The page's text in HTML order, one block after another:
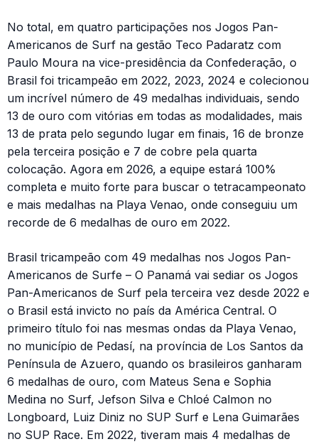
No total, em quatro participações nos Jogos Pan-
Americanos de Surf na gestão Teco Padaratz com
Paulo Moura na vice-presidência da Confederação, o
Brasil foi tricampeão em 2022, 2023, 2024 e colecionou
um incrível número de 49 medalhas individuais, sendo
13 de ouro com vitórias em todas as modalidades, mais
13 de prata pelo segundo lugar em finais, 16 de bronze
pela terceira posição e 7 de cobre pela quarta
colocação. Agora em 2026, a equipe estará 100%
completa e muito forte para buscar o tetracampeonato
e mais medalhas na Playa Venao, onde conseguiu um
recorde de 6 medalhas de ouro em 2022.
Brasil tricampeão com 49 medalhas nos Jogos Pan-
Americanos de Surfe – O Panamá vai sediar os Jogos
Pan-Americanos de Surf pela terceira vez desde 2022 e
o Brasil está invicto no país da América Central. O
primeiro título foi nas mesmas ondas da Playa Venao,
no município de Pedasí, na província de Los Santos da
Península de Azuero, quando os brasileiros ganharam
6 medalhas de ouro, com Mateus Sena e Sophia
Medina no Surf, Jefson Silva e Chloé Calmon no
Longboard, Luiz Diniz no SUP Surf e Lena Guimarães
no SUP Race. Em 2022, tiveram mais 4 medalhas de